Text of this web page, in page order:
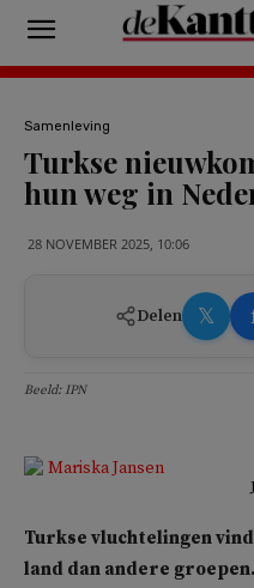
Samenleving
Turkse
hun weg in
28 NOVEMBER 2025, 10:06
Delen 𝕏
Beeld: IPN
Turkse vluchtelingen
land dan andere